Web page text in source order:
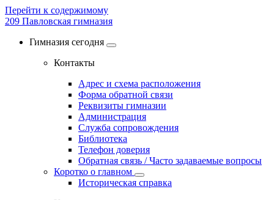
Перейти к содержимому
209 Павловская гимназия
Гимназия сегодня
Контакты
Адрес и схема расположения
Форма обратной связи
Реквизиты гимназии
Администрация
Служба сопровождения
Библиотека
Телефон доверия
Обратная связь / Часто задаваемые вопросы
Коротко о главном
Историческая справка